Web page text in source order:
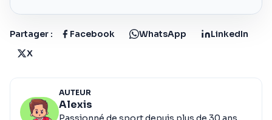
Partager : Facebook WhatsApp
LinkedIn
X
AUTEUR
Alexis